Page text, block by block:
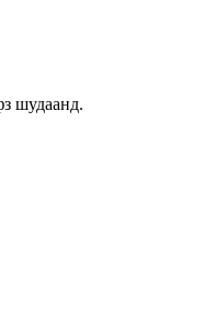
шудаанд.